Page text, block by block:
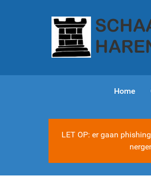
Home
LET OP: er gaan